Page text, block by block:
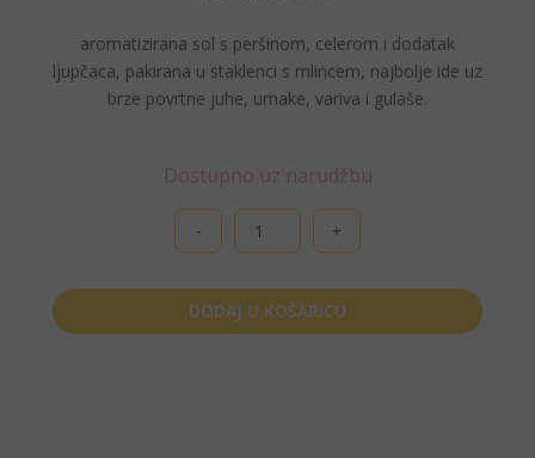
aromatizirana sol s peršinom, celerom i dodatak
ljupčaca, pakirana u staklenci s mlincem, najbolje ide uz
brze povrtne juhe, umake, variva i gulaše.
Dostupno uz narudžbu
Adorable,
Aromatizirana
okus
ljupčac,
peršin
DODAJ U KOŠARICU